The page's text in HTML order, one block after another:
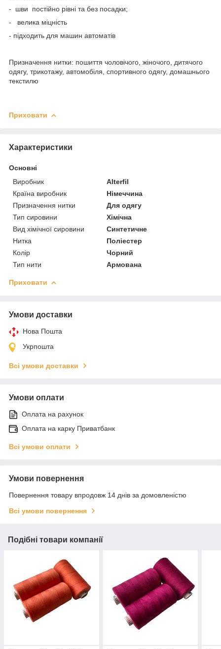
- шви постійно рівні та без посадки;
- велика міцність
- підходить для машин автоматів
Призначення нитки: пошиття чоловічого, жіночого, дитячого
одягу, трикотажу, автомобіля, спортивного одягу, домашнього
текстилю
Приховати
Характеристики
Основні
Виробник
Alterfil
Країна виробник
Німеччина
Призначення нитки
Для одягу
Тип сировини
Хімічна
Вид хімічної сировини
Синтетичне
Нитка
Поліестер
Колір
Чорний
Тип нити
Армована
Приховати
Умови доставки
Нова Пошта
Укрпошта
Всі умови доставки
Умови оплати
Оплата на рахунок
Оплата на карку Приватбанк
Всі умови оплати
Умови повернення
Повернення товару впродовж 14 днів за домовленістю
Всі умови повернення
Подібні товари компанії